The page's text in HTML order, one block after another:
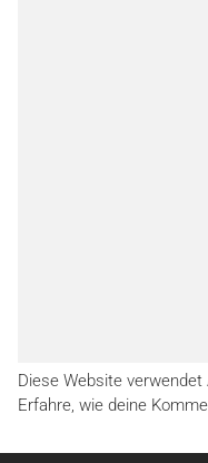
Diese Website
Erfahre, wie deine